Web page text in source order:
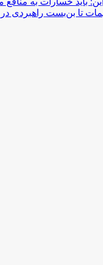
تا بن‌بست راهبردی در